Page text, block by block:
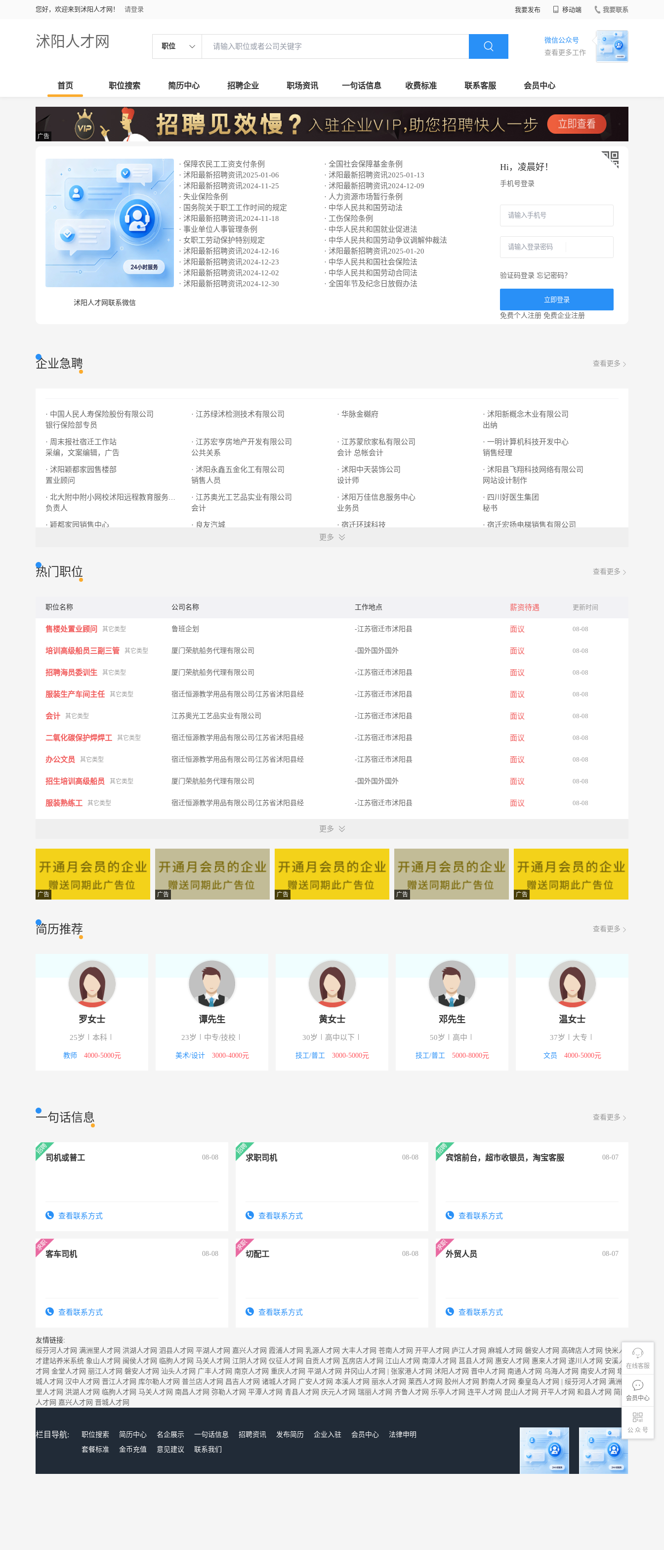
您好，欢迎来到沭阳人才网！ 请登录 我要发布 移动端 我要联系
沭阳人才网 职位
微信公众号
查看更多工作
首页 职位搜索 简历中心 招聘企业 职场资讯 一句话信息 收费标准 联系客服 会员中心
在线客服
会员中心
公 众 号
广告
沭阳人才网联系微信
· 保障农民工工资支付条例
· 全国社会保障基金条例
· 沭阳最新招聘资讯2025-01-06
· 沭阳最新招聘资讯2025-01-13
· 沭阳最新招聘资讯2024-11-25
· 沭阳最新招聘资讯2024-12-09
· 失业保险条例
· 人力资源市场暂行条例
· 国务院关于职工工作时间的规定
· 中华人民共和国劳动法
· 沭阳最新招聘资讯2024-11-18
· 工伤保险条例
· 事业单位人事管理条例
· 中华人民共和国就业促进法
· 女职工劳动保护特别规定
· 中华人民共和国劳动争议调解仲裁法
· 沭阳最新招聘资讯2024-12-16
· 沭阳最新招聘资讯2025-01-20
· 沭阳最新招聘资讯2024-12-23
· 中华人民共和国社会保险法
· 沭阳最新招聘资讯2024-12-02
· 中华人民共和国劳动合同法
· 沭阳最新招聘资讯2024-12-30
· 全国年节及纪念日放假办法
Hi， 凌晨好！
手机号登录
验证码登录 忘记密码？
立即登录
免费个人注册 免费企业注册
企业急聘 查看更多
· 中国人民人寿保险股份有限公司
银行保险部专员
· 江苏绿沭检测技术有限公司 · 华脉金樾府
· 沭阳新概念木业有限公司
出纳
· 周末报社宿迁工作站
采编，文案编辑，广告
· 江苏宏亨房地产开发有限公司
公共关系
· 江苏蒙欣家私有限公司
会计 总帐会计
· 一明计算机科技开发中心
销售经理
· 沭阳颖都家园售楼部
置业顾问
· 沭阳永鑫五金化工有限公司
销售人员
· 沭阳中天装饰公司
设计师
· 沭阳县飞翔科技网络有限公司
网站设计制作
· 北大附中附小网校沭阳远程教育服务中心
负责人
· 江苏奥光工艺品实业有限公司
会计
· 沭阳万佳信息服务中心
业务员
· 四川好医生集团
秘书
· 颖都家园销售中心
· 良友汽城
· 宿迁环球科技
业务员
· 宿迁宏扬电梯销售有限公司
更多
热门职位 查看更多
职位名称 公司名称 工作地点 薪资待遇 更新时间
售楼处置业顾问 其它类型 鲁班企划 -江苏宿迁市沭阳县 面议 08-08
培训高级船员三副三管 其它类型 厦门荣航船务代理有限公司 -国外国外国外 面议 08-08
招聘海员委训生 其它类型 厦门荣航船务代理有限公司 -江苏宿迁市沭阳县 面议 08-08
服装生产车间主任 其它类型 宿迁恒源教学用品有限公司∕江苏省沭阳县经 -江苏宿迁市沭阳县 面议 08-08
会计 其它类型 江苏奥光工艺品实业有限公司 -江苏宿迁市沭阳县 面议 08-08
二氧化碳保护焊焊工 其它类型 宿迁恒源教学用品有限公司∕江苏省沭阳县经 -江苏宿迁市沭阳县 面议 08-08
办公文员 其它类型 宿迁恒源教学用品有限公司∕江苏省沭阳县经 -江苏宿迁市沭阳县 面议 08-08
招生培训高级船员 其它类型 厦门荣航船务代理有限公司 -国外国外国外 面议 08-08
服装熟练工 其它类型 宿迁恒源教学用品有限公司∕江苏省沭阳县经 -江苏宿迁市沭阳县 面议 08-08
秘书 其它类型 四川好医生集团 -沭阳 面议 08-08
宣传专员 其它类型 海南椰岛集团贸易股份有限公司 -江苏宿迁市沭阳县 面议 08-08
淘宝客服 市场营销
其它类型 沭阳中天装饰公司 -江苏宿迁市沭阳县 08-07
办公文员 江苏桐昆恒阳化纤有限公司 08-07
银行保险部专员 保险 中国人民人寿保险股份有限公司 08-07
网站架构师 其它类型 沭阳奇略房地产策划机构 -江苏宿迁市沭阳县 08-07
更多
广告 广告 广告 广告 广告
简历推荐 查看更多
罗女士
25岁 本科
教师 4000-5000元
谭先生
23岁 中专/技校
美术/设计 3000-4000元
黄女士
30岁 高中以下
技工/普工 3000-5000元
邓先生
50岁 高中
技工/普工 5000-8000元
温女士
37岁 大专
文员 4000-5000元
一句话信息 查看更多
司机或普工 08-08
查看联系方式
求职司机 08-08
查看联系方式
宾馆前台，超市收银员，淘宝客服 08-07
查看联系方式
客车司机 08-08
查看联系方式
切配工 08-08
查看联系方式
外贸人员 08-07
查看联系方式
友情链接:
绥芬河人才网 满洲里人才网 洪湖人才网 泗县人才网 平湖人才网 嘉兴人才网 霞浦人才网 乳源人才网 大丰人才网 苍南人才网 开平人才网 庐江人才网 麻城人才网 磐安人才网 高碑店人才网 快米人
才建站养米系统 象山人才网 闽侯人才网 临朐人才网 马关人才网 江阴人才网 仪征人才网 自贡人才网 瓦房店人才网 江山人才网 南漳人才网 莒县人才网 惠安人才网 惠来人才网 遂川人才网 安溪人
才网 金堂人才网 丽江人才网 磐安人才网 汕头人才网 广丰人才网 南京人才网 重庆人才网 平湖人才网 井冈山人才网 张家港人才网 沭阳人才网 晋中人才网 南通人才网 乌海人才网 南安人才网 塔
城人才网 汉中人才网 晋江人才网 库尔勒人才网 普兰店人才网 昌吉人才网 诸城人才网 广安人才网 本溪人才网 丽水人才网 莱西人才网 胶州人才网 黔南人才网 秦皇岛人才网 绥芬河人才网 满洲
里人才网 洪湖人才网 临朐人才网 马关人才网 南昌人才网 弥勒人才网 平潭人才网 青县人才网 庆元人才网 瑞丽人才网 齐鲁人才网 乐亭人才网 连平人才网 昆山人才网 开平人才网 和县人才网 简阳
人才网 嘉兴人才网 晋城人才网
栏目导航: 职位搜索 简历中心 名企展示 一句话信息 招聘资讯 发布简历 企业入驻 会员中心
法律申明
套餐标准
金币充值 意见建议 联系我们